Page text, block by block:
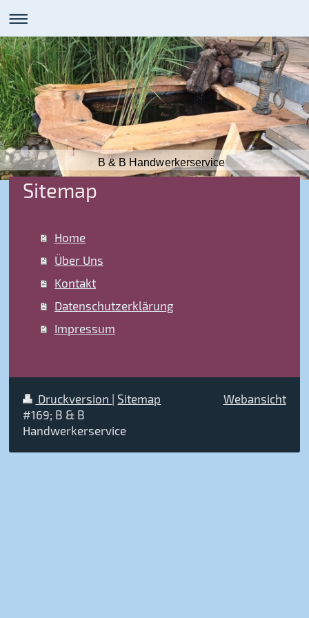
B & B Handwerkerservice
Sitemap
Home
Über Uns
Kontakt
Datenschutzerklärung
Impressum
Druckversion
Sitemap
#169; B & B
Handwerkerservice
Webansicht